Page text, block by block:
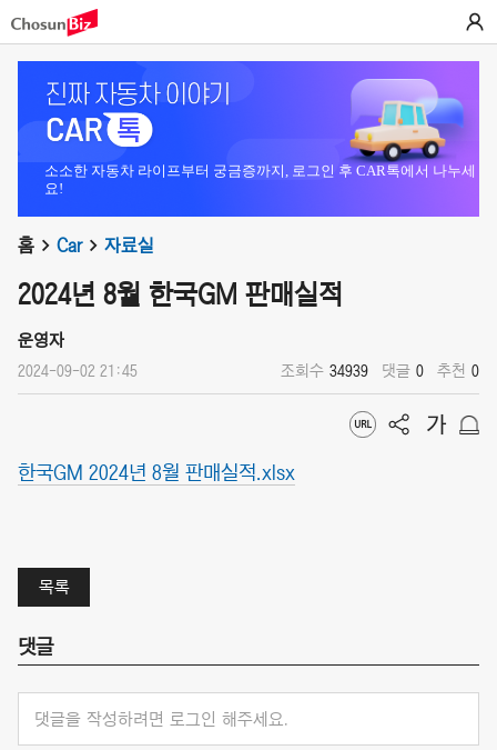
소소한 자동차 라이프부터 궁금증까지, 로그인 후 CAR톡에서 나누세
요!
홈 Car 자료실
2024년 8월 한국GM 판매실적
운영자
2024-09-02 21:45 조회수 34939 댓글 0 추천 0
한국GM 2024년 8월 판매실적.xlsx
목록
댓글
댓글을 작성하려면 로그인 해주세요.